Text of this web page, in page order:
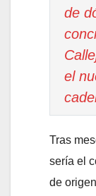
de
el
Tras
sería el
de